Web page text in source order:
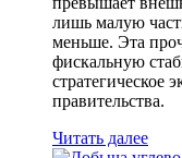
лишь малую
меньше. Эта
фискальную
стратегическое
правительства.
Читать далее